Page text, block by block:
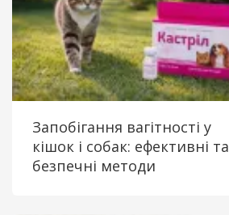
Запобігання вагітності у
кішок і собак: ефективні та
безпечні методи